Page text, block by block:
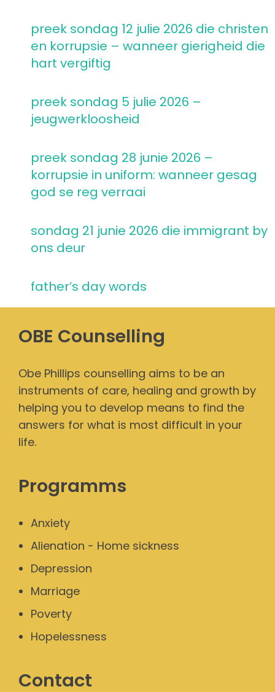
preek sondag 12 julie 2026 die christen
en korrupsie – wanneer gierigheid die
hart vergiftig
preek sondag 5 julie 2026 –
jeugwerkloosheid
preek sondag 28 junie 2026 –
korrupsie in uniform: wanneer gesag
god se reg verraai
sondag 21 junie 2026 die immigrant by
ons deur
father’s day words
OBE Counselling
Obe Phillips counselling aims to be an
instruments of care, healing and growth by
helping you to develop means to find the
answers for what is most difficult in your
life.
Programms
Anxiety
Alienation - Home sickness
Depression
Marriage
Poverty
Hopelessness
Contact